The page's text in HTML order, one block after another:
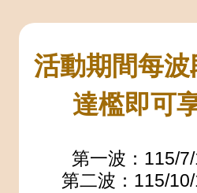
活動期間每
達檻即可
第一波：115/
第二波：115/